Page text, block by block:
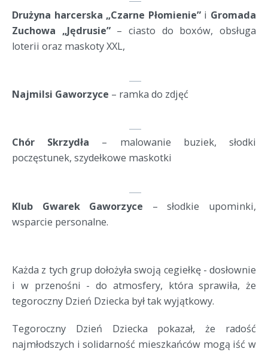
Drużyna harcerska „Czarne Płomienie” i Gromada
Zuchowa „Jędrusie” – ciasto do boxów, obsługa
loterii oraz maskoty XXL,
Najmilsi Gaworzyce – ramka do zdjęć
Chór Skrzydła – malowanie buziek, słodki
poczęstunek, szydełkowe maskotki
Klub Gwarek Gaworzyce – słodkie upominki,
wsparcie personalne.
Każda z tych grup dołożyła swoją cegiełkę - dosłownie
i w przenośni - do atmosfery, która sprawiła, że
tegoroczny Dzień Dziecka był tak wyjątkowy.
Tegoroczny Dzień Dziecka pokazał, że radość
najmłodszych i solidarność mieszkańców mogą iść w